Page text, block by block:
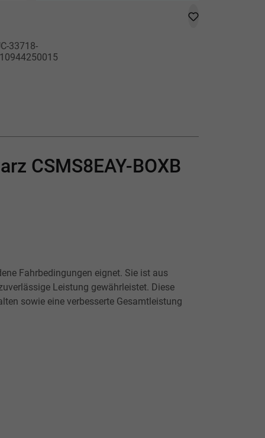
33718-
CSMS8EAY-BOXB
Fahrbedingungen eignet. Sie ist aus
Leistung gewährleistet. Diese
sowie eine verbesserte Gesamtleistung